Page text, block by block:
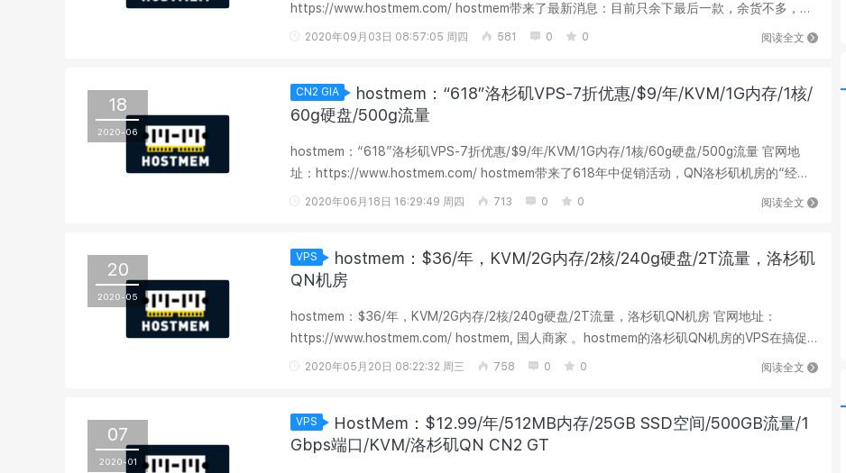
https://www.hostmem.com/ hostmem带来了最新消息：目前只余下最后一款，余货不多，低
价kvm洛杉矶感兴趣的可以关注下。...
阅读全文
2020年09月03日 08:57:05 周四 581 0 0
18
2020-06
CN2 GIA
hostmem：“618”洛杉矶VPS-7折优惠/$9/年/KVM/1G内存/1核/
60g硬盘/500g流量
hostmem：“618”洛杉矶VPS-7折优惠/$9/年/KVM/1G内存/1核/60g硬盘/500g流量 官网地
址：https://www.hostmem.com/ hostmem带来了618年中促销活动，QN洛杉矶机房的“经典
云”VPS，直接7折，续费不涨价！电...
阅读全文
2020年06月18日 16:29:49 周四 713 0 0
20
2020-05
VPS
hostmem：$36/年，KVM/2G内存/2核/240g硬盘/2T流量，洛杉矶
QN机房
hostmem：$36/年，KVM/2G内存/2核/240g硬盘/2T流量，洛杉矶QN机房 官网地址：
https://www.hostmem.com/ hostmem, 国人商家 。hostmem的洛杉矶QN机房的VPS在搞促
销，3款VPS给的硬盘都不小，尤其是最后...
阅读全文
2020年05月20日 08:22:32 周三 758 0 0
07
2020-01
VPS
HostMem：$12.99/年/512MB内存/25GB SSD空间/500GB流量/1
Gbps端口/KVM/洛杉矶QN CN2 GT